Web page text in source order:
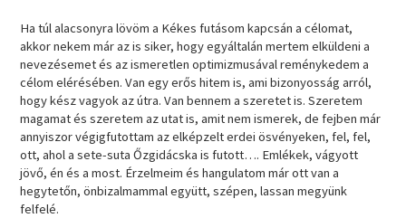
Ha túl alacsonyra lövöm a Kékes futásom kapcsán a célomat,
akkor nekem már az is siker, hogy egyáltalán mertem elküldeni a
nevezésemet és az ismeretlen optimizmusával reménykedem a
célom elérésében. Van egy erős hitem is, ami bizonyosság arról,
hogy kész vagyok az útra. Van bennem a szeretet is. Szeretem
magamat és szeretem az utat is, amit nem ismerek, de fejben már
annyiszor végigfutottam az elképzelt erdei ösvényeken, fel, fel,
ott, ahol a sete-suta Őzgidácska is futott…. Emlékek, vágyott
jövő, én és a most. Érzelmeim és hangulatom már ott van a
hegytetőn, önbizalmammal együtt, szépen, lassan megyünk
felfelé.